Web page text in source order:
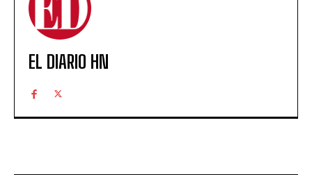
EL DIARIO HN